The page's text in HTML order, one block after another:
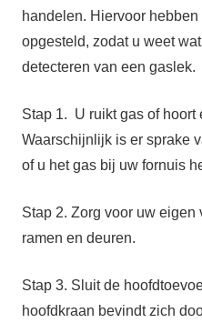
handelen. Hiervoor
opgesteld, zodat u weet
detecteren van een gaslek.
Stap 1. U ruikt gas of hoort
Waarschijnlijk is er sprake
of u het gas bij uw fornuis
Stap 2. Zorg voor uw
ramen en deuren.
Stap 3. Sluit de
hoofdkraan bevindt zich